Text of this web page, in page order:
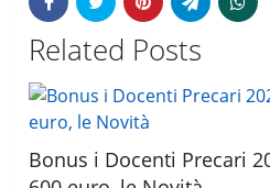
Related Posts
Bonus i Docenti Precari